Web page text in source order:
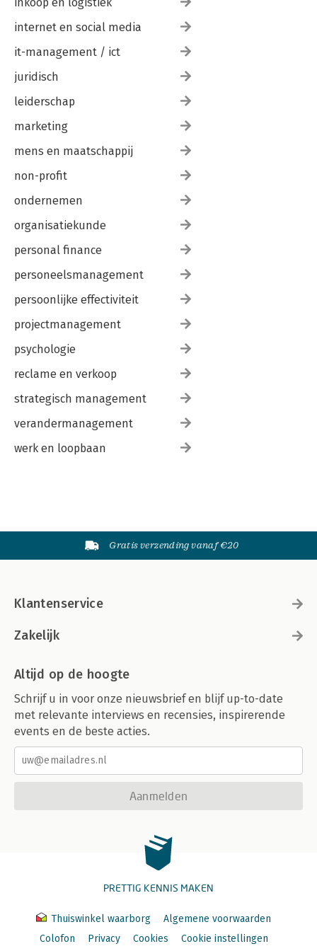
internet en social media
it-management / ict
juridisch
leiderschap
marketing
mens en maatschappij
non-profit
ondernemen
organisatiekunde
personal finance
personeelsmanagement
persoonlijke effectiviteit
projectmanagement
psychologie
reclame en verkoop
strategisch management
verandermanagement
werk en loopbaan
Gratis verzending vanaf €20
Klantenservice
Zakelijk
Altijd op de hoogte
Schrijf u in voor onze nieuwsbrief en blijf up-to-date
met relevante interviews en recensies, inspirerende
events en de beste acties.
Aanmelden
PRETTIG KENNIS MAKEN
Thuiswinkel waarborg
Algemene voorwaarden
Colofon
Privacy Cookies Cookie instellingen